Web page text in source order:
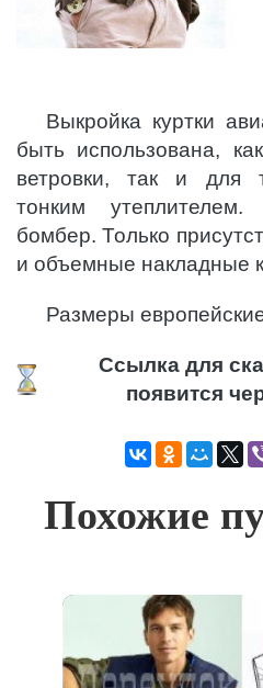
Выкройка куртки
быть использована,
ветровки, так и для
тонким
бомбер. Только
и объемные накладные
Размеры
Ссылка для
появится
Похожие